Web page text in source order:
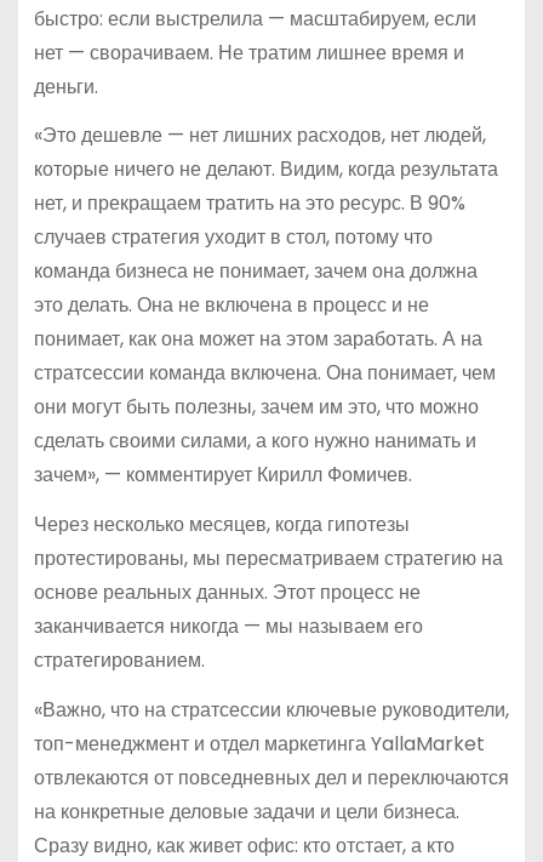
быстро: если выстрелила — масштабируем, если
нет — сворачиваем. Не тратим лишнее время и
деньги.
«Это дешевле — нет лишних расходов, нет людей,
которые ничего не делают. Видим, когда результата
нет, и прекращаем тратить на это ресурс. В 90%
случаев стратегия уходит в стол, потому что
команда бизнеса не понимает, зачем она должна
это делать. Она не включена в процесс и не
понимает, как она может на этом заработать. А на
стратсессии команда включена. Она понимает, чем
они могут быть полезны, зачем им это, что можно
сделать своими силами, а кого нужно нанимать и
зачем», — комментирует Кирилл Фомичев.
Через несколько месяцев, когда гипотезы
протестированы, мы пересматриваем стратегию на
основе реальных данных. Этот процесс не
заканчивается никогда — мы называем его
стратегированием.
«Важно, что на стратсессии ключевые руководители,
топ-менеджмент и отдел маркетинга YallaMarket
отвлекаются от повседневных дел и переключаются
на конкретные деловые задачи и цели бизнеса.
Сразу видно, как живет офис: кто отстает, а кто